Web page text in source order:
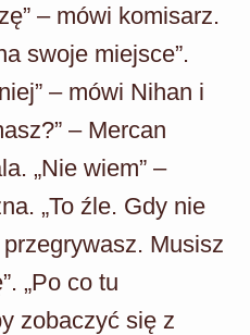
– mówi komisarz.
swoje miejsce”.
– mówi Nihan i
– Mercan
„Nie wiem” –
„To źle. Gdy nie
Musisz
„Po co tu
zobaczyć się z